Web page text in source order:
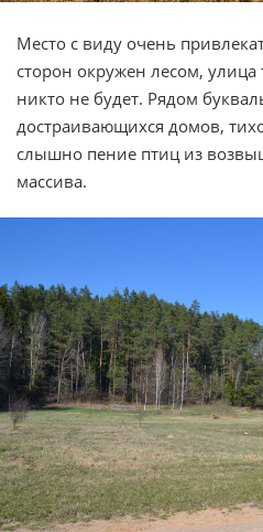
Место с виду очень
сторон окружен лесом,
никто не будет. Рядом
достраивающихся домов,
слышно пение птиц из
массива.